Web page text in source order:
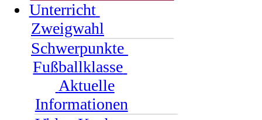
Unterricht
Zweigwahl
Schwerpunkte
Fußballklasse
Aktuelle
Informationen